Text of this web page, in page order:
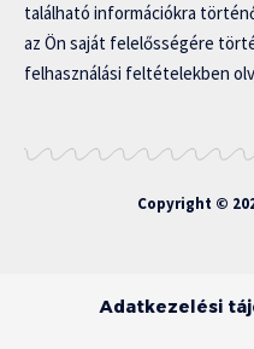
található információkra
az Ön saját felelősségére
felhasználási feltételekben
Copyright ©
Adatkezelési